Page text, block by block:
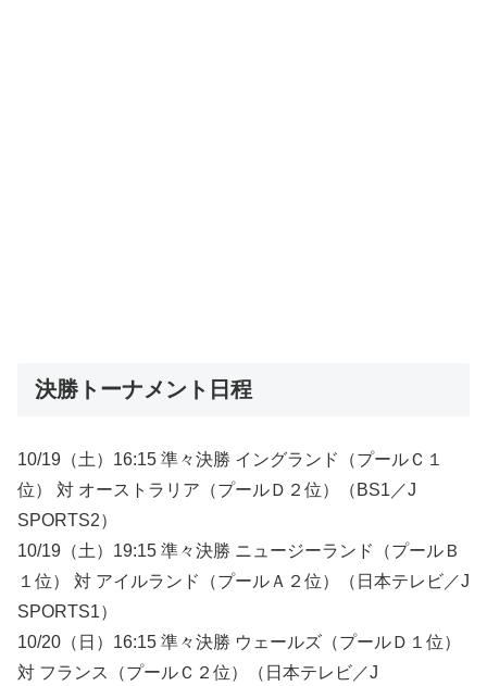
決勝トーナメント日程
10/19（土）16:15 準々決勝 イングランド（プールＣ１
位） 対 オーストラリア（プールＤ２位）（BS1／J
SPORTS2）
10/19（土）19:15 準々決勝 ニュージーランド（プールＢ
１位） 対 アイルランド（プールＡ２位）（日本テレビ／J
SPORTS1）
10/20（日）16:15 準々決勝 ウェールズ（プールＤ１位）
対 フランス（プールＣ２位）（日本テレビ／J